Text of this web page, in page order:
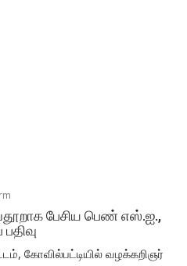
பேசிய பெண் எஸ்.ஐ.,
கோவில்பட்டியில் வழக்கறிஞர்